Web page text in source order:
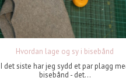
Hvordan lage og sy i bisebånd
I det siste har jeg sydd et par plagg
bisebånd - det...